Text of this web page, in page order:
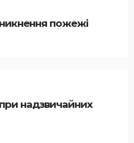
пожежі
надзвичайних